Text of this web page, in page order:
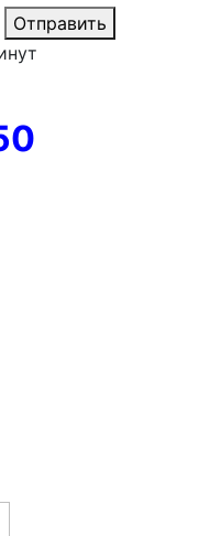
Отправить